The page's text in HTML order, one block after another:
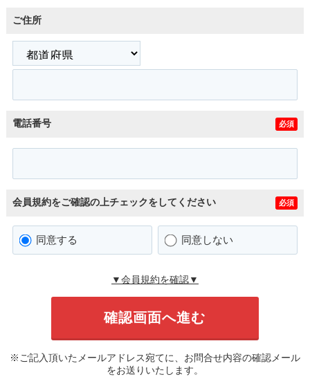
ご住所
電話番号 必須
会員規約をご確認の上チェックをしてください 必須
同意する 同意しない
▼会員規約を確認▼
※ご記入頂いたメールアドレス宛てに、お問合せ内容の確認メール
をお送りいたします。